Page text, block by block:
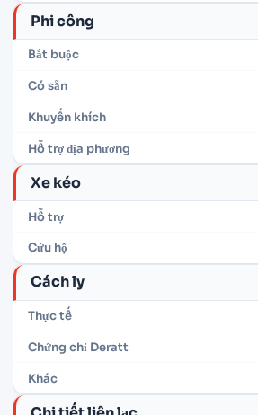
Phi công
Bắt buộc
Có sẵn
Khuyến khích
Hỗ trợ địa phương
Xe kéo
Hỗ trợ
Cứu hộ
Cách ly
Thực tế
Chứng chỉ Deratt
Khác